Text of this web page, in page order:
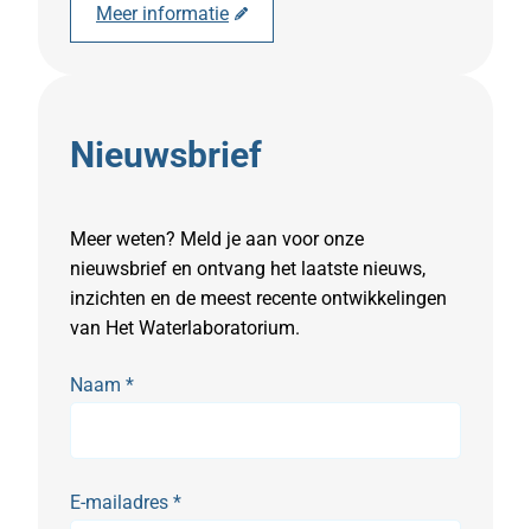
Meer informatie
Nieuwsbrief
Meer weten? Meld je aan voor onze
nieuwsbrief en ontvang het laatste nieuws,
inzichten en de meest recente ontwikkelingen
van Het Waterlaboratorium.
Naam *
E-mailadres *